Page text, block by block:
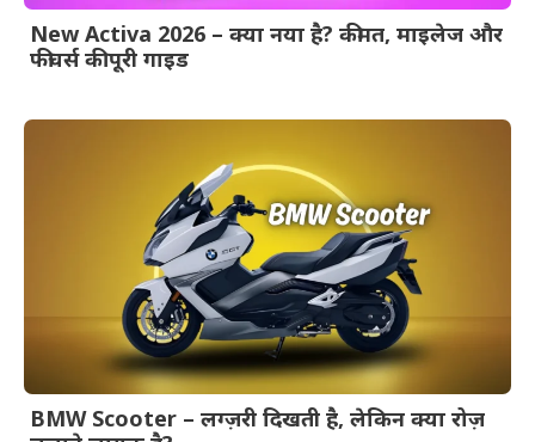
New Activa 2026 – क्या नया है? कीमत, माइलेज और
फीचर्स की पूरी गाइड
BMW Scooter – लग्ज़री दिखती है, लेकिन क्या रोज़